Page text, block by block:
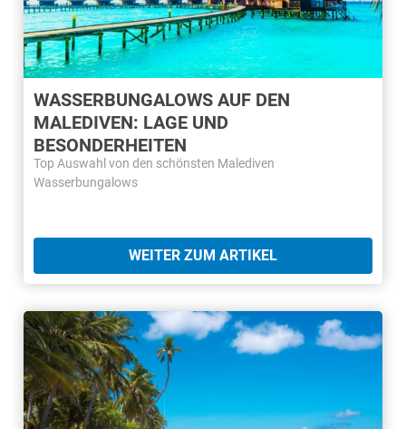
WASSERBUNGALOWS AUF DEN
MALEDIVEN: LAGE UND
BESONDERHEITEN
Top Auswahl von den schönsten Malediven
Wasserbungalows
WEITER ZUM ARTIKEL